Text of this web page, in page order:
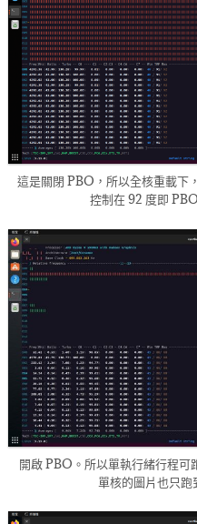
這是關閉 PBO，所以全核重載下
控制在 92 度即
開啟 PBO。所以單執行緒行程
單核的圖片也只跑